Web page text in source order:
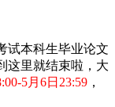
本科生毕业论文
这里就结束啦，大
5月6日23:59 ，